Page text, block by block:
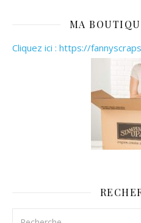
MA
Cliquez ici : https://